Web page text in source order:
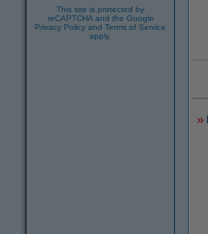
This site is protected by
reCAPTCHA and the Google
Privacy Policy and Terms of Service
apply.